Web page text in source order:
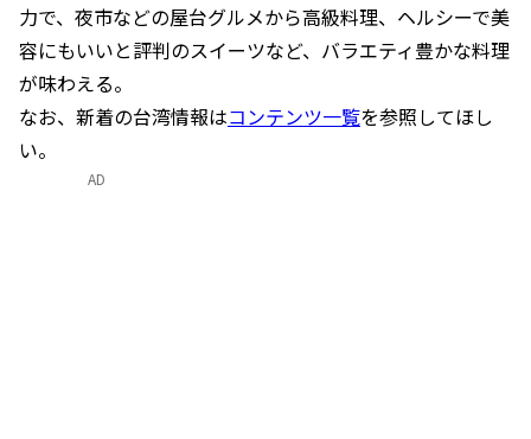
力で、夜市などの屋台グルメから高級料理、ヘルシーで美
容にもいいと評判のスイーツなど、バラエティ豊かな料理
が味わえる。
なお、新着の台湾情報はコンテンツ一覧を参照してほし
い。
AD